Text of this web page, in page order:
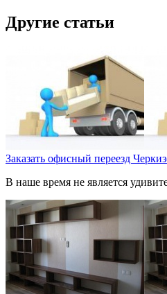
Другие статьи
Заказать офисный переезд
В наше время не является